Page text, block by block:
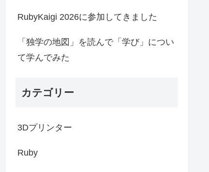
RubyKaigi 2026に参加してきました
「独学の地図」を読んで「学び」につい
て学んでみた
カテゴリー
3Dプリンター
Ruby